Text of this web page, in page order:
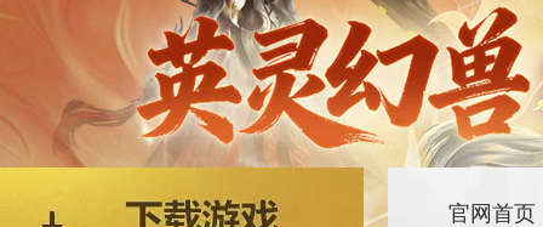
官网首页